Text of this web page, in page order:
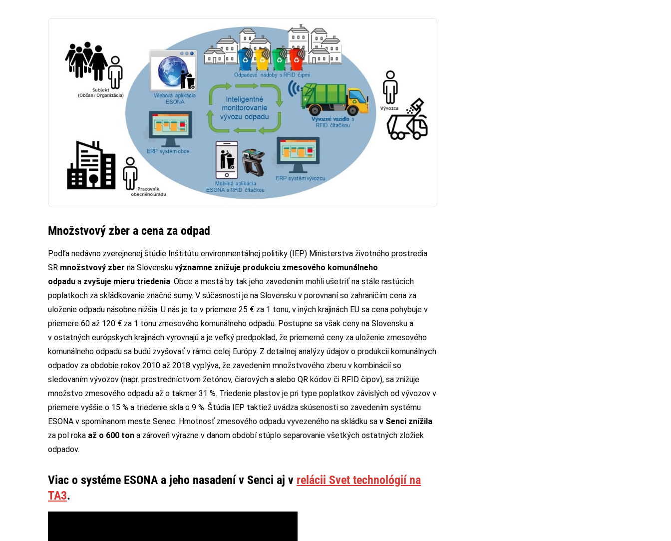
Množstvový zber a cena za odpad
Podľa nedávno zverejnenej štúdie Inštitútu environmentálnej politiky (IEP) Ministerstva životného prostredia
SR množstvový zber na Slovensku významne znižuje produkciu zmesového komunálneho
odpadu a zvyšuje mieru triedenia. Obce a mestá by tak jeho zavedením mohli ušetriť na stále rastúcich
poplatkoch za skládkovanie značné sumy. V súčasnosti je na Slovensku v porovnaní so zahraničím cena za
uloženie odpadu násobne nižšia. U nás je to v priemere 25 € za 1 tonu, v iných krajinách EU sa cena pohybuje v
priemere 60 až 120 € za 1 tonu zmesového komunálneho odpadu. Postupne sa však ceny na Slovensku a
v ostatných európskych krajinách vyrovnajú a je veľký predpoklad, že priemerné ceny za uloženie zmesového
komunálneho odpadu sa budú zvyšovať v rámci celej Európy. Z detailnej analýzy údajov o produkcii komunálnych
odpadov za obdobie rokov 2010 až 2018 vyplýva, že zavedením množstvového zberu v kombinácií so
sledovaním vývozov (napr. prostredníctvom žetónov, čiarových a alebo QR kódov či RFID čipov), sa znižuje
množstvo zmesového odpadu až o takmer 31 %. Triedenie plastov je pri type poplatkov závislých od vývozov v
priemere vyššie o 15 % a triedenie skla o 9 %. Štúdia IEP taktiež uvádza skúsenosti so zavedením systému
ESONA v spomínanom meste Senec. Hmotnosť zmesového odpadu vyvezeného na skládku sa v Senci znížila
za pol roka až o 600 ton a zároveň výrazne v danom období stúplo separovanie všetkých ostatných zložiek
odpadov.
Viac o systéme ESONA a jeho nasadení v Senci aj v relácii Svet technológií na
TA3.